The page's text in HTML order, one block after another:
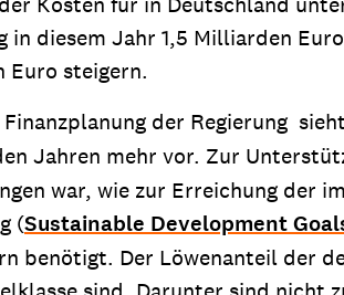
& Materialien:
in diesem Jahr 1,5 Milliarden
Euro steigern.
der Regierung
Jahren mehr vor. Zur
war, wie zur Erreichung
(Sustainable Development
benötigt. Der Löwenanteil der